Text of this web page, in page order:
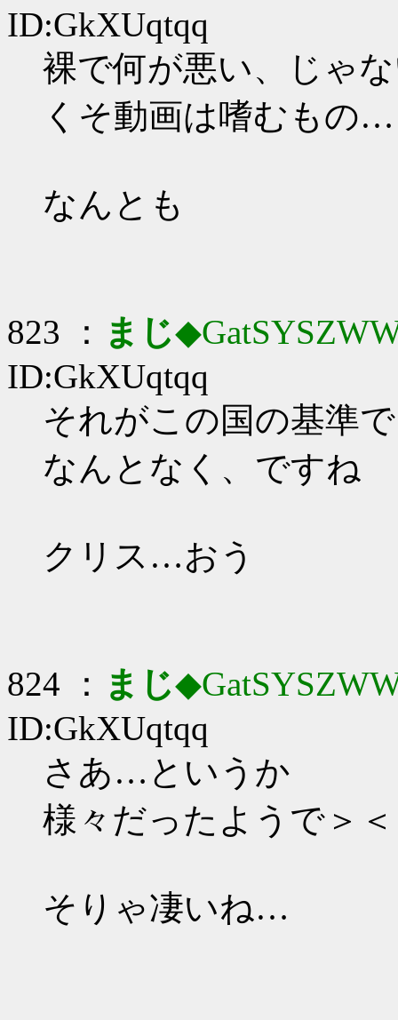
ID:GkXUqtqq
裸で何が悪い、じゃ
くそ動画は嗜むもの
なんとも
823 ： まじ
ID:GkXUqtqq
それがこの国の基準
なんとなく、ですね
クリス…おう
824 ： まじ
ID:GkXUqtqq
さあ…というか
様々だったようで＞＜
そりゃ凄いね…